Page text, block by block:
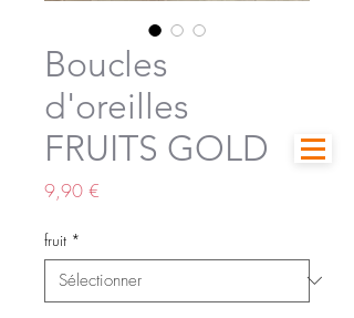
Boucles
d'oreilles
FRUITS GOLD
9,90 €
fruit *